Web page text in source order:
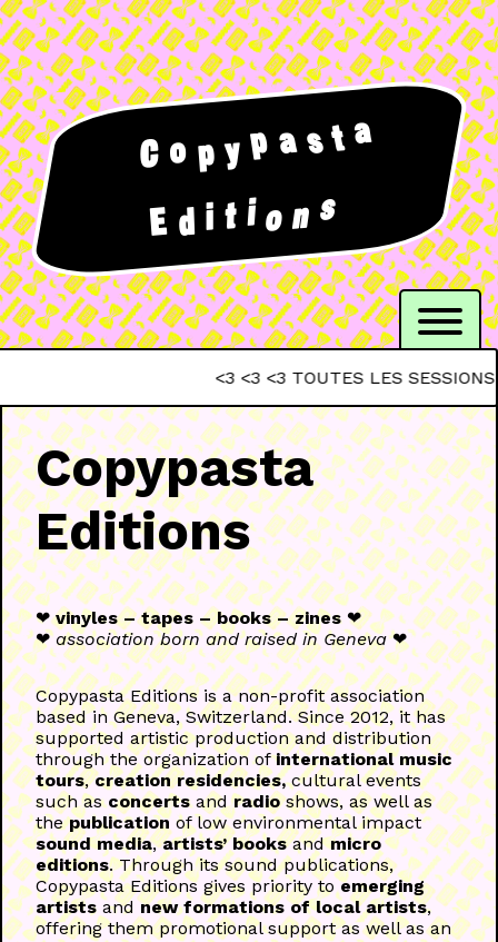
C o py p asta
E d i t io n s
<3 <3 <3 TOUTES LES SESSIONS
Copypasta
Editions
❤vinyles – tapes – books – zines❤
❤association born and raised in Geneva❤
Copypasta Editions is a non-profit association
based in Geneva, Switzerland. Since 2012, it has
supported artistic production and distribution
through the organization ofinternational music
tours,creation residencies,cultural events
such asconcertsandradioshows, as well as
thepublicationof low environmental impact
sound media,artists’ booksandmicro
editions. Through its sound publications,
Copypasta Editions gives priority toemerging
artists andnew formations of local artists,
offering them promotional support as well as an